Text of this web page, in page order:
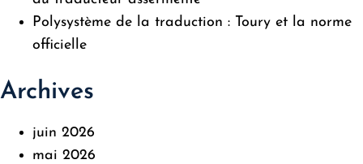
Polysystème de la traduction : Toury et la norme
officielle
Archives
juin 2026
mai 2026